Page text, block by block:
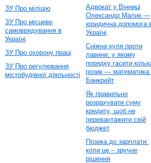
ЗУ Про міліцію
ЗУ Про місцеве
самоврядування в
Україні
ЗУ Про охорону праці
ЗУ Про регулювання
містобудівної діяльності
Адвокат у Вінниці
Олександр Малик —
юридична допомога
Україні
Сніжна куля проти
лавини: у якому
порядку гасити
позик — математика
Банкрейт
Як правильно
розрахувати суму
кредиту, щоб не
перевантажити свій
бюджет
Позика до зарплати:
коли це – зручне
рішення